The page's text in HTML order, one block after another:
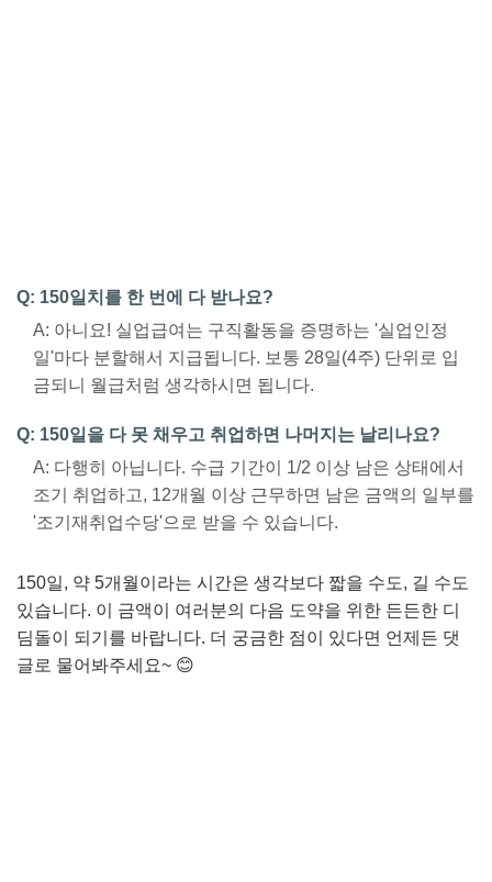
Q: 150일치를 한 번에 다 받나요?
A: 아니요! 실업급여는 구직활동을 증명하는 '실업인정
일'마다 분할해서 지급됩니다. 보통 28일(4주) 단위로 입
금되니 월급처럼 생각하시면 됩니다.
Q: 150일을 다 못 채우고 취업하면 나머지는 날리나요?
A: 다행히 아닙니다. 수급 기간이 1/2 이상 남은 상태에서
조기 취업하고, 12개월 이상 근무하면 남은 금액의 일부를
'조기재취업수당'으로 받을 수 있습니다.
150일, 약 5개월이라는 시간은 생각보다 짧을 수도, 길 수도
있습니다. 이 금액이 여러분의 다음 도약을 위한 든든한 디
딤돌이 되기를 바랍니다. 더 궁금한 점이 있다면 언제든 댓
글로 물어봐주세요~ 😊